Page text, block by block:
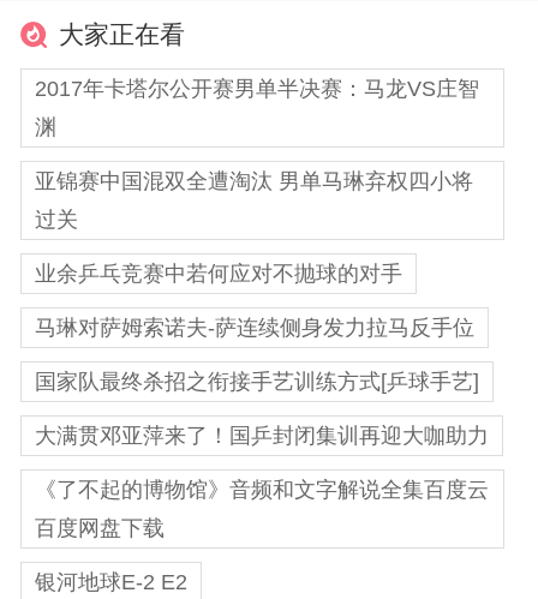
大家正在看
2017年卡塔尔公开赛男单半决赛：马龙VS庄智
渊
亚锦赛中国混双全遭淘汰 男单马琳弃权四小将
过关
业余乒乓竞赛中若何应对不抛球的对手
马琳对萨姆索诺夫-萨连续侧身发力拉马反手位
国家队最终杀招之衔接手艺训练方式[乒球手艺]
大满贯邓亚萍来了！国乒封闭集训再迎大咖助力
《了不起的博物馆》音频和文字解说全集百度云
百度网盘下载
银河地球E-2 E2